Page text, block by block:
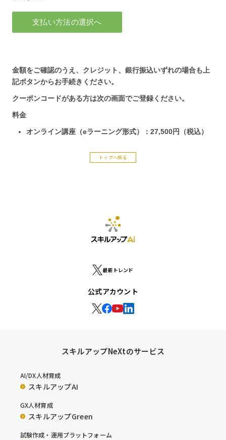
トップへ戻る
最新トレンド
公式アカウント
スキルアップNeXtのサービス
AI/DX人材育成
スキルアップAI
GX人材育成
スキルアップGreen
試験作成・運用プラットフォーム